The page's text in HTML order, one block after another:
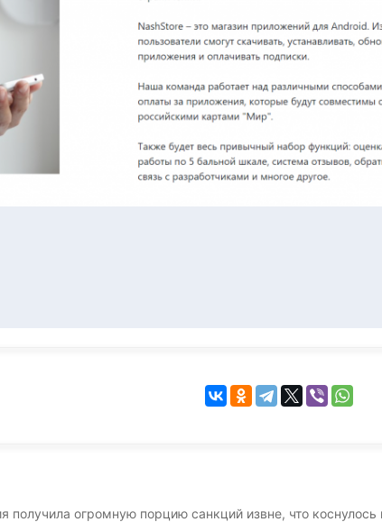
KINGDOM COME:
DELIVERANCE
бродилка
KENSHI
экшн
огромную порцию санкций извне, что